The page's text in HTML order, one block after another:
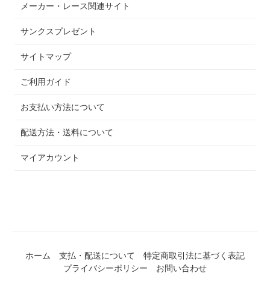
メーカー・レース関連サイト
サンクスプレゼント
サイトマップ
ご利用ガイド
お支払い方法について
配送方法・送料について
マイアカウント
ホーム 支払・配送について
特定商取引法に基づく表記
プライバシーポリシー
お問い合わせ